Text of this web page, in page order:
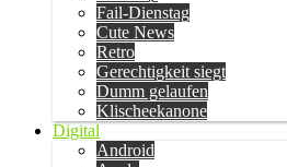
Fail-Dienstag
Cute News
Retro
Gerechtigkeit siegt
Dumm gelaufen
Klischeekanone
Digital
Android